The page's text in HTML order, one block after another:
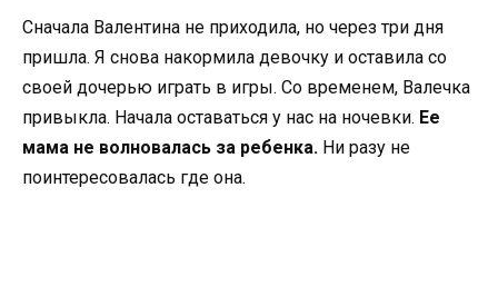
Сначала Валентина не приходила, но через три дня
пришла. Я снова накормила девочку и оставила со
своей дочерью играть в игры. Со временем, Валечка
привыкла. Начала оставаться у нас на ночевки. Ее
мама не волновалась за ребенка. Ни разу не
поинтересовалась где она.